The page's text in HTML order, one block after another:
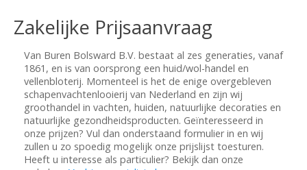
Zakelijke Prijsaanvraag
Van Buren Bolsward B.V. bestaat al zes generaties, vanaf
1861, en is van oorsprong een huid/wol-handel en
vellenbloterij. Momenteel is het de enige overgebleven
schapenvachtenlooierij van Nederland en zijn wij
groothandel in vachten, huiden, natuurlijke decoraties en
natuurlijke gezondheidsproducten. Geïnteresseerd in
onze prijzen? Vul dan onderstaand formulier in en wij
zullen u zo spoedig mogelijk onze prijslijst toesturen.
Heeft u interesse als particulier? Bekijk dan onze